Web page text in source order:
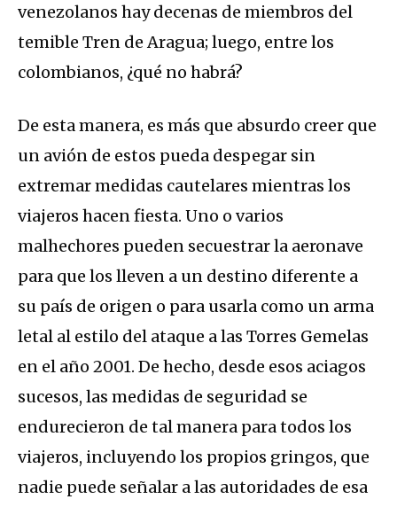
venezolanos hay decenas de miembros del
temible Tren de Aragua; luego, entre los
colombianos, ¿qué no habrá?
De esta manera, es más que absurdo creer que
un avión de estos pueda despegar sin
extremar medidas cautelares mientras los
viajeros hacen fiesta. Uno o varios
malhechores pueden secuestrar la aeronave
para que los lleven a un destino diferente a
su país de origen o para usarla como un arma
letal al estilo del ataque a las Torres Gemelas
en el año 2001. De hecho, desde esos aciagos
sucesos, las medidas de seguridad se
endurecieron de tal manera para todos los
viajeros, incluyendo los propios gringos, que
nadie puede señalar a las autoridades de esa